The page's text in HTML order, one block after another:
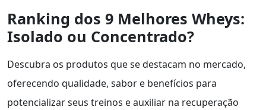
Ranking dos 9 Melhores Wheys:
Isolado ou Concentrado?
Descubra os produtos que se destacam no mercado,
oferecendo qualidade, sabor e benefícios para
potencializar seus treinos e auxiliar na recuperação